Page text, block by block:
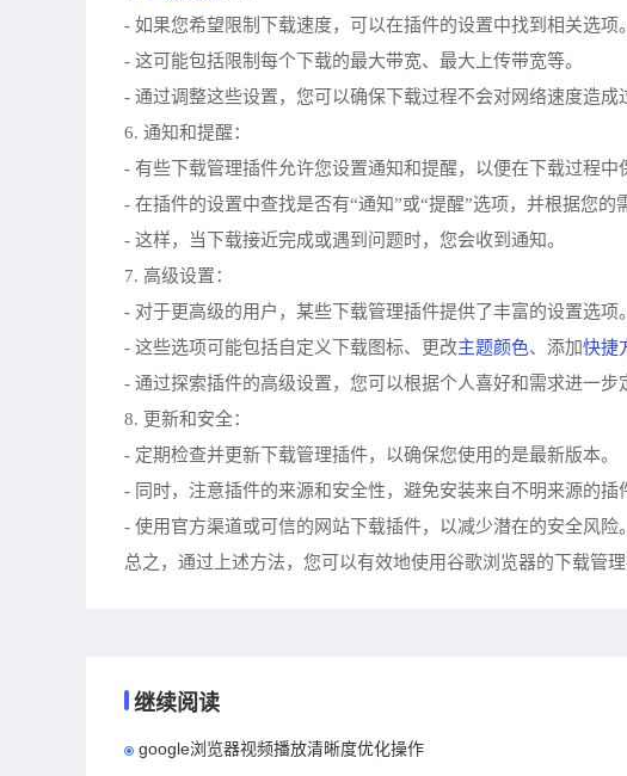
- 如果您希望限制下载速度，可以在插件的设置中找到相关选项。
- 这可能包括限制每个下载的最大带宽、最大上传带宽等。
- 通过调整这些设置，您可以确保下载过程不会对网络速度造成
6. 通知和提醒：
- 有些下载管理插件允许您设置通知和提醒，以便在下载过程中
- 在插件的设置中查找是否有“通知”或“提醒”选项，并根据您的
- 这样，当下载接近完成或遇到问题时，您会收到通知。
7. 高级设置：
- 对于更高级的用户，某些下载管理插件提供了丰富的设置选项。
- 这些选项可能包括自定义下载图标、更改主题颜色、添加快捷
- 通过探索插件的高级设置，您可以根据个人喜好和需求进一步
8. 更新和安全：
- 定期检查并更新下载管理插件，以确保您使用的是最新版本。
- 同时，注意插件的来源和安全性，避免安装来自不明来源的插
- 使用官方渠道或可信的网站下载插件，以减少潜在的安全风险。
总之，通过上述方法，您可以有效地使用谷歌浏览器的下载管
继续阅读
google浏览器视频播放清晰度优化操作